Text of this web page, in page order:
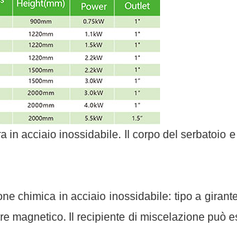
in acciaio inossidabile. Il corpo del serbatoio
chimica in acciaio inossidabile: tipo a
magnetico. Il recipiente di miscelazione può